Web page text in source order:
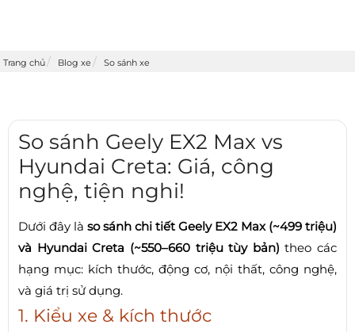
Trang chủ Blog xe So sánh xe
So sánh Geely EX2 Max vs
Hyundai Creta: Giá, công
nghệ, tiện nghi!
Dưới đây là so sánh chi tiết Geely EX2 Max (~499 triệu)
và Hyundai Creta (~550–660 triệu tùy bản) theo các
hạng mục: kích thước, động cơ, nội thất, công nghệ,
và giá trị sử dụng.
1. Kiểu xe & kích thước